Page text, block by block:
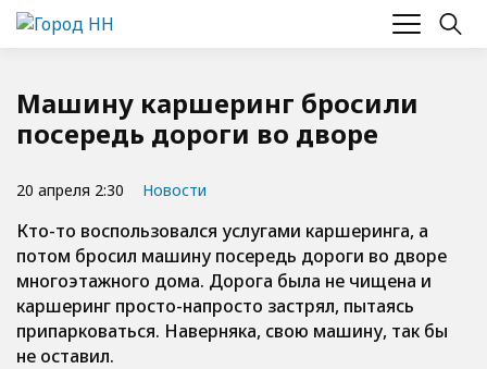
Машину каршеринг бросили
посередь дороги во дворе
20 апреля 2:30 Новости
Кто-то воспользовался услугами каршеринга, а
потом бросил машину посередь дороги во дворе
многоэтажного дома. Дорога была не чищена и
каршеринг просто-напросто застрял, пытаясь
припарковаться. Наверняка, свою машину, так бы
не оставил.